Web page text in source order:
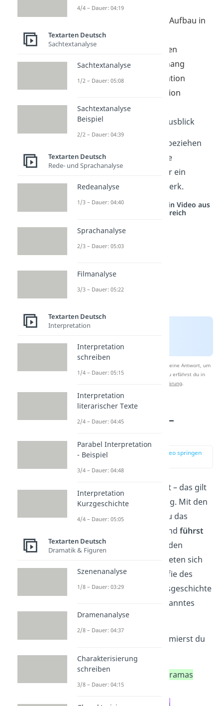
Hauptteil
2.1 Inhaltskern und Aufbau in
Sinnabschnitte
2.2 Einordnung in den
Gesamtzusammenhang
2.3 Figurenkonstellation
2.4 Gesprächssituation
2.5 Zusatzfrage
Schluss:
Fazit und Ausblick
Typische Zusatzfragen beziehen
sich zum Beispiel auf die
literarische Epoche oder ein
bestimmtes Motiv im Werk.
Studyflix vernetzt: Hier ein Video aus
einem anderen Bereich
Nach Beantwortung speichern wir deine Antwort, um
Studyflix zu verbessern. Mehr dazu erfährst du in
Datenschutzerklärung.
Szenenanalyse –
zur Stelle im Video springen
Der erste Eindruck zählt – das gilt
auch für deine Einleitung. Mit den
ersten Sätzen weckst du das
und führst
zum Hauptteil hin
. Für den
Einleitungsgedanken bieten sich
zum Beispiel die Biografie des
Autors, die Entstehungsgeschichte
des Werks oder ein bekanntes
Zitat an.
Im zweiten Schritt informierst du
den Leser über:
Autor
Art des Dramas
Titelder Szene
auftretende
Figuren
4/4 – Dauer: 04:19
Textarten Deutsch
Sachtextanalyse
Sachtextanalyse
1/2 – Dauer: 05:08
Sachtextanalyse
Beispiel
2/2 – Dauer: 04:39
Textarten Deutsch
Rede- und Sprachanalyse
Redeanalyse
1/3 – Dauer: 04:40
Sprachanalyse
2/3 – Dauer: 05:03
Filmanalyse
3/3 – Dauer: 05:22
Textarten Deutsch
Interpretation
Interpretation
schreiben
1/4 – Dauer: 05:15
Interpretation
literarischer Texte
2/4 – Dauer: 04:45
Parabel Interpretation
- Beispiel
3/4 – Dauer: 04:48
Interpretation
Kurzgeschichte
4/4 – Dauer: 05:05
Textarten Deutsch
Dramatik & Figuren
Szenenanalyse
1/8 – Dauer: 03:29
Dramenanalyse
2/8 – Dauer: 04:37
Charakterisierung
schreiben
3/8 – Dauer: 04:15